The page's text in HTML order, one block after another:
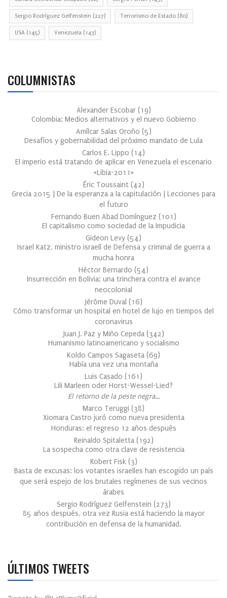
Sergio Rodríguez Gelfenstein (227) Terrorismo de Estado (80)
USA (145) Venezuela (143)
COLUMNISTAS
Alexander Escobar (19)
Colombia: Medios alternativos y el nuevo Gobierno
Amílcar Salas Oroño (5)
Desafíos y gobernabilidad del próximo mandato de Lula
Carlos E. Lippo (14)
El imperio está tratando de aplicar en Venezuela el escenario
«Libia-2011»
Éric Toussaint (42)
Grecia 2015 | De la esperanza a la capitulación | Lecciones para
el futuro
Fernando Buen Abad Domínguez (101 )
El capitalismo como sociedad de la Impudicia
Gideon Levy (54)
Israel Katz, ministro israelí de Defensa y criminal de guerra a
mucha honra
Héctor Bernardo (54)
Insurrección en Bolivia: una trinchera contra el avance
neocolonial
Jérôme Duval (16)
Cómo transformar un hospital en hotel de lujo en tiempos del
coronavirus
Juan J. Paz y Miño Cepeda (342)
Humanismo latinoamericano y socialismo
Koldo Campos Sagaseta (69)
Había una vez una montaña
Luis Casado (161 )
Lili Marleen oder Horst-Wessel-Lied?
El retorno de la peste negra…
Marco Teruggi (38)
Xiomara Castro juró como nueva presidenta
Honduras: el regreso 12 años después
Reinaldo Spitaletta (192)
La sospecha como otra clave de resistencia
Robert Fisk (3)
Basta de excusas: los votantes israelíes han escogido un país
que será espejo de los brutales regímenes de sus vecinos
árabes
Sergio Rodríguez Gelfenstein (273)
85 años después, otra vez Rusia está haciendo la mayor
contribución en defensa de la humanidad.
ÚLTIMOS TWEETS